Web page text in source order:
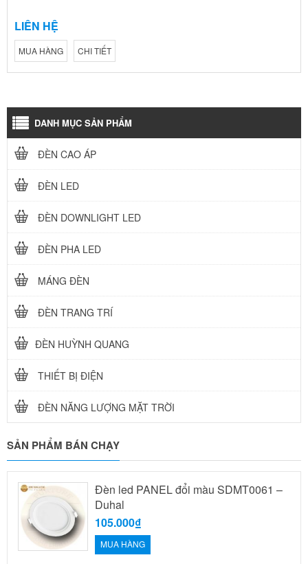
LIÊN HỆ
MUA HÀNG CHI TIẾT
DANH MỤC SẢN PHẨM
ĐÈN CAO ÁP
ĐÈN LED
ĐÈN DOWNLIGHT LED
ĐÈN PHA LED
MÁNG ĐÈN
ĐÈN TRANG TRÍ
ĐÈN HUỲNH QUANG
THIẾT BỊ ĐIỆN
ĐÈN NĂNG LƯỢNG MẶT TRỜI
SẢN PHẨM BÁN CHẠY
Đèn led PANEL đổi màu SDMT0061 –
Duhal
105.000₫
MUA HÀNG